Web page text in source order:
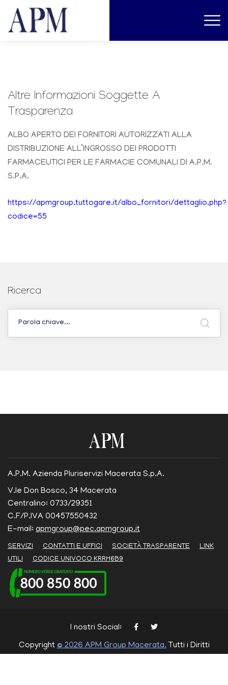
Altre Informazioni Soggette A
Trasparenza
ALBO APERTO DEI FORNITORI AUTORIZZATI ALLA
DISTRIBUZIONE ALL’INGROSSO DEI PRODOTTI
FARMACEUTICI PER LE FARMACIE COMUNALI DI A.P.M.
S.P.A.
https://apmgroup.tuttogare.it/albo_fornitori/dettaglio.php?
codice=55
Ricerca
A.P.M. Azienda Pluriservizi Macerata S.p.A.
V.le Don Bosco, 34 Macerata
Centralino: 0733/29351
C.F/P.IVA 00457550432
E-mail: apmgroup@pec.apmgroup.it
SERVIZI CONTATTI E UFFICI SOCIETÀ TRASPARENTE
LINK
UTILI
CODICE UNIVOCO KRRH6B9
I nostri Social:
Copyright © 2026 APM Group Macerata. Tutti i Diritti